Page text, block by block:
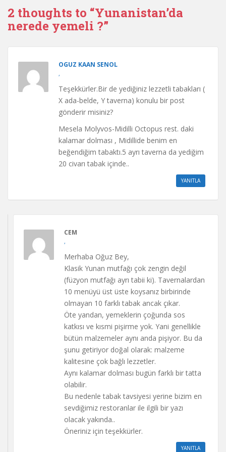
2 thoughts to “Yunanistan’da
nerede yemeli ?”
OGUZ KAAN SENOL
,
Teşekkürler.Bir de yediğiniz lezzetli tabakları (
X ada-belde, Y taverna) konulu bir post
gönderir misiniz?
Mesela Molyvos-Midilli Octopus rest. daki
kalamar dolması , Midillide benim en
beğendiğim tabaktı.5 ayrı taverna da yediğim
20 civarı tabak içinde..
YANITLA
CEM
,
Merhaba Oğuz Bey,
Klasik Yunan mutfağı çok zengin değil
(füzyon mutfağı ayrı tabii ki). Tavernalardan
10 menüyü üst üste koysanız birbirinde
olmayan 10 farklı tabak ancak çıkar.
Öte yandan, yemeklerin çoğunda sos
katkısı ve kısmi pişirme yok. Yani genellikle
bütün malzemeler aynı anda pişiyor. Bu da
şunu getiriyor doğal olarak: malzeme
kalitesine çok bağlı lezzetler.
Aynı kalamar dolması bugün farklı bir tatta
olabilir.
Bu nedenle tabak tavsiyesi yerine bizim en
sevdiğimiz restoranlar ile ilgili bir yazı
olacak yakında..
Öneriniz için teşekkürler.
YANITLA